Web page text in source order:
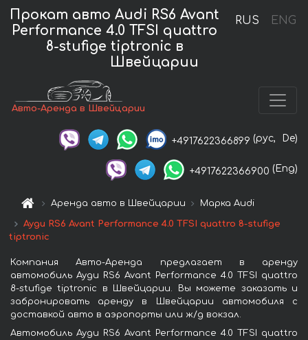
RUS ENG
Прокат авто Audi RS6 Avant
Performance 4.0 TFSI quattro
8-stufige tiptronic в
Швейцарии
Авто-Аренда в Швейцарии
+4917622366899 (рус, De)
+4917622366900 (Eng)
Аренда авто в Швейцарии Марка Audi
Ауди RS6 Avant Performance 4.0 TFSI quattro 8-stufige
tiptronic
Компания Авто-Аренда предлагает в аренду
автомобиль Ауди RS6 Avant Performance 4.0 TFSI quattro
8-stufige tiptronic в Швейцарии. Вы можете заказать и
забронировать аренду в Швейцарии автомобиля с
доставкой авто в аэропорты или ж/д вокзал.
Автомобиль Ауди RS6 Avant Performance 4.0 TFSI quattro